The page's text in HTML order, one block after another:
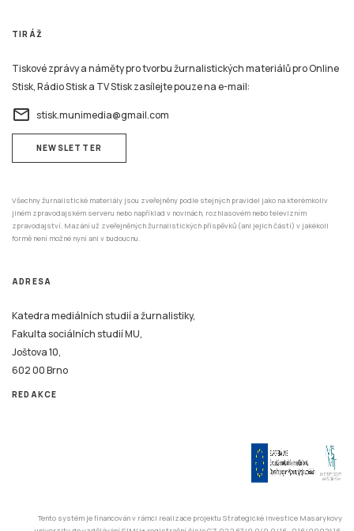
TIRÁŽ
Tiskové zprávy a náměty pro tvorbu žurnalistických materiálů pro Online
Stisk, Rádio Stisk a TV Stisk zasílejte pouze na e-mail:
email stisk.munimedia@gmail.com
NEWSLETTER
Všechny žurnalistické materiály jsou zveřejněny podle stejných pravidel jako na kterémkoliv
jiném zpravodajském serveru nebo například v novinách, rozhlasovém nebo televizním
zpravodajství. Mazání už zveřejněných žurnalistických příspěvků (ani jejich částí) v jakékoli
formě není možné nyní ani v budoucnu.
ADRESA
Katedra mediálních studií a žurnalistiky,
Fakulta sociálních studií MU,
Joštova 10,
602 00 Brno
REDAKCE
Tento systém je financován v rámci realizace projektu Strategické investice Masarykovy